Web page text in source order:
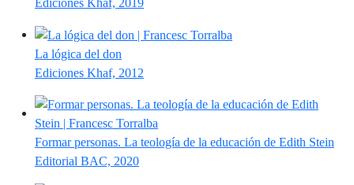
La lógica del don
Ediciones Khaf, 2012
Formar personas. La teología de la educación de Edith Stein
Editorial BAC, 2020